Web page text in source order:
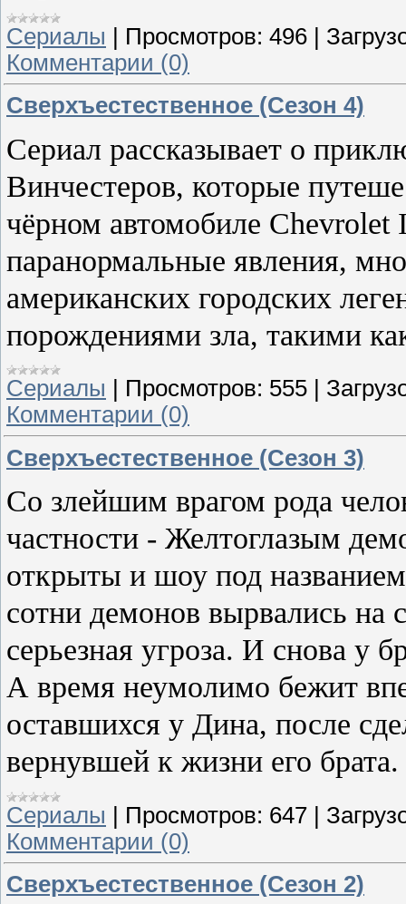
Сериалы | Просмотров: 496 |
Комментарии (0)
Сверхъестественное (Сезон 4)
Сериал рассказывает о
Винчестеров, которые
чёрном автомобиле Chevrolet
паранормальные явления,
американских городских
порождениями зла, такими
Сериалы Просмотров: 555
Комментарии (0)
Сверхъестественное (Сезон 3)
Со злейшим врагом рода
частности - Желтоглазым
открыты и шоу под
сотни демонов вырвались на
серьезная угроза. И снова у
А время неумолимо бежит
оставшихся у Дина, после
вернувшей к жизни его брата.
Сериалы Просмотров: 647
Комментарии (0)
Сверхъестественное (Сезон 2)